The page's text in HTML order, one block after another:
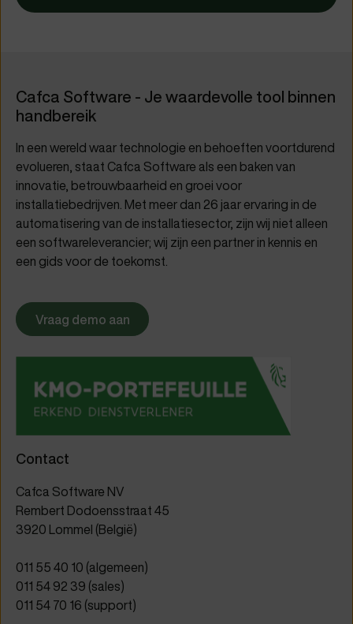
Cafca Software - Je waardevolle tool binnen
handbereik
In een wereld waar technologie en behoeften voortdurend
evolueren, staat Cafca Software als een baken van
innovatie, betrouwbaarheid en groei voor
installatiebedrijven. Met meer dan 26 jaar ervaring in de
automatisering van de installatiesector, zijn wij niet alleen
een softwareleverancier; wij zijn een partner in kennis en
een gids voor de toekomst.
Vraag demo aan
Contact
Cafca Software NV
Rembert Dodoensstraat 45
3920 Lommel (België)
011 55 40 10 (algemeen)
011 54 92 39 (sales)
011 54 70 16 (support)